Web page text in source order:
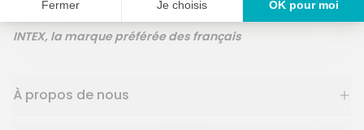
INTEX, la marque préférée des français
À propos de nous